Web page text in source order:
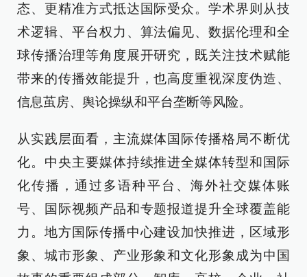
态、更精准方式抵达国际受众。学术界则从技
术逻辑、平台权力、算法偏见、数据伦理和全
球传播治理等角度展开研究，既关注技术赋能
带来的传播效能提升，也高度重视深度伪造、
信息茧房、舆论操纵和平台垄断等风险。
从实践层面看，主流媒体国际传播格局不断优
化。中央主要媒体持续推进全媒体转型和国际
化传播，通过多语种平台、海外社交媒体账
号、国际视频产品和专题报道提升全球覆盖能
力。地方国际传播中心建设加快推进，区域形
象、城市形象、产业形象和文化形象成为中国